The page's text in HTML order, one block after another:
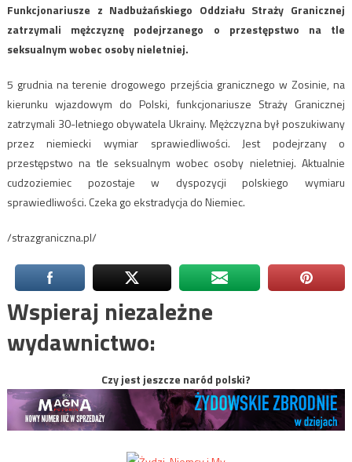
Funkcjonariusze z Nadbużańskiego Oddziału Straży Granicznej
zatrzymali mężczyznę podejrzanego o przestępstwo na tle
seksualnym wobec osoby nieletniej.
5 grudnia na terenie drogowego przejścia granicznego w Zosinie, na
kierunku wjazdowym do Polski, funkcjonariusze Straży Granicznej
zatrzymali 30-letniego obywatela Ukrainy. Mężczyzna był poszukiwany
przez niemiecki wymiar sprawiedliwości. Jest podejrzany o
przestępstwo na tle seksualnym wobec osoby nieletniej. Aktualnie
cudzoziemiec pozostaje w dyspozycji polskiego wymiaru
sprawiedliwości. Czeka go ekstradycja do Niemiec.
/strazgraniczna.pl/
Wspieraj niezależne
wydawnictwo:
Czy jest jeszcze naród polski?